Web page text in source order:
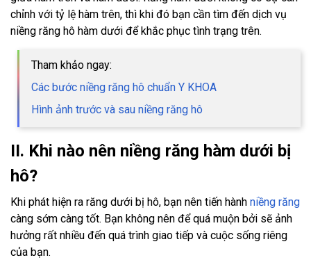
chỉnh với tỷ lệ hàm trên, thì khi đó bạn cần tìm đến dịch vụ
niềng răng hô hàm dưới để khắc phục tình trạng trên.
Tham khảo ngay:
Các bước niềng răng hô chuẩn Y KHOA
Hình ảnh trước và sau niềng răng hô
II. Khi nào nên niềng răng hàm dưới bị
hô?
Khi phát hiện ra răng dưới bị hô, bạn nên tiến hành niềng răng
càng sớm càng tốt. Bạn không nên để quá muộn bởi sẽ ảnh
hưởng rất nhiều đến quá trình giao tiếp và cuộc sống riêng
của bạn.